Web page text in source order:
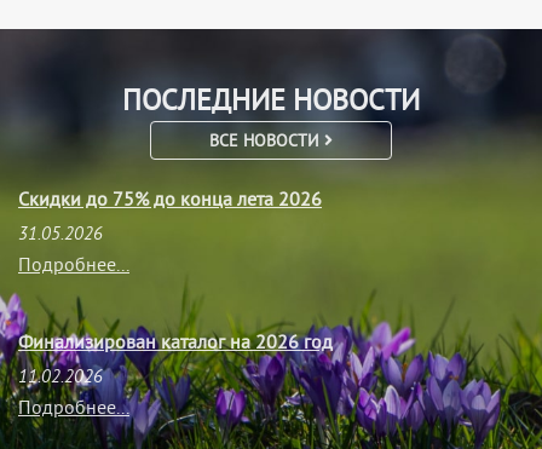
ПОСЛЕДНИЕ НОВОСТИ
ВСЕ НОВОСТИ
Скидки до 75% до конца лета 2026
31.05.2026
Подробнее...
Финализирован каталог на 2026 год
11.02.2026
Подробнее...